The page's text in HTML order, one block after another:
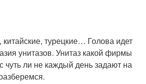
турецкие… Голова идет
унитазов. Унитаз какой фирмы
чуть ли не каждый день задают на